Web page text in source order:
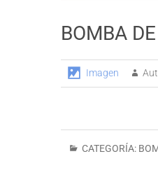
BOMBA
Imagen
CATEGORÍA: